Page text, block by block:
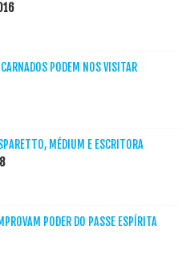
PODEM NOS VISITAR
MÉDIUM E ESCRITORA
PODER DO PASSE ESPÍRITA